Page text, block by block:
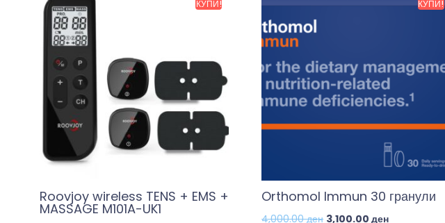
КУПИ!
Roovjoy wireless TENS + EMS +
MASSAGE M101A-UK1
КУПИ!
Orthomol Immun 30 гранули
4,000.00ден 3,100.00ден